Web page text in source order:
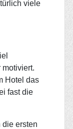
viele
Hotel das
fast die
die ersten